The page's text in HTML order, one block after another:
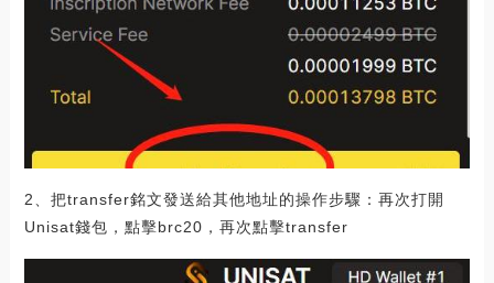
2、把transfer銘文發送給其他地址的操作步驟：再次打開
Unisat錢包，點擊brc20，再次點擊transfer